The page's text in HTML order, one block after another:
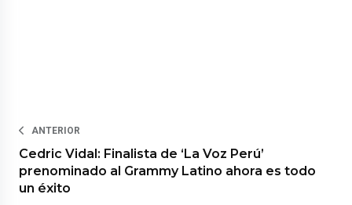
ANTERIOR
Cedric Vidal: Finalista de ‘La Voz Perú’
prenominado al Grammy Latino ahora es todo
un éxito